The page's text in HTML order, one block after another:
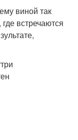
виной так
встречаются